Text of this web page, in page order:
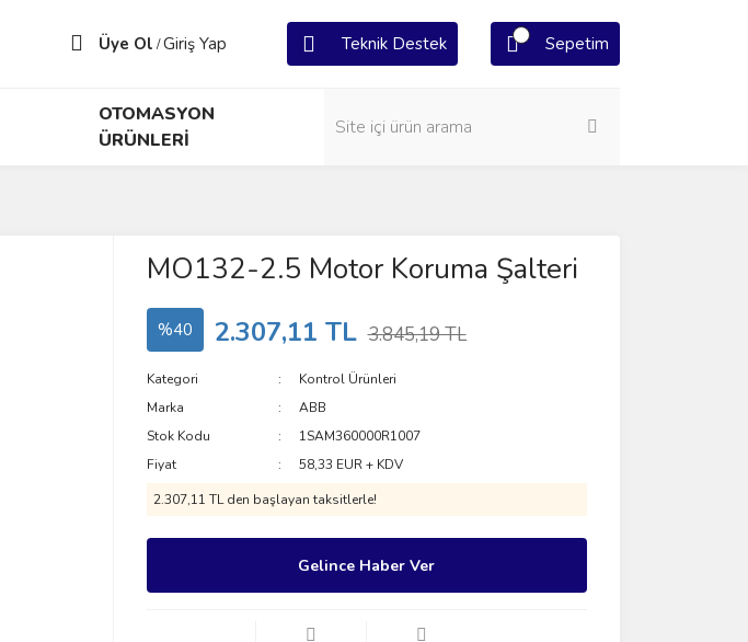
Üye Ol /Giriş Yap Teknik Destek Sepetim
OTOMASYON
ÜRÜNLERİ
MO132-2.5 Motor Koruma Şalteri
%40 2.307,11 TL 3.845,19 TL
Kategori
Kontrol Ürünleri
Marka
ABB
Stok Kodu
1SAM360000R1007
Fiyat
58,33 EUR + KDV
2.307,11 TL den başlayan taksitlerle!
Gelince Haber Ver